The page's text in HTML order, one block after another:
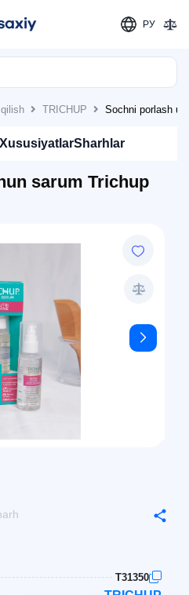
РУ
TRICHUP Sochni porlash
XususiyatlarSharhlar
sarum Trichup
T31350